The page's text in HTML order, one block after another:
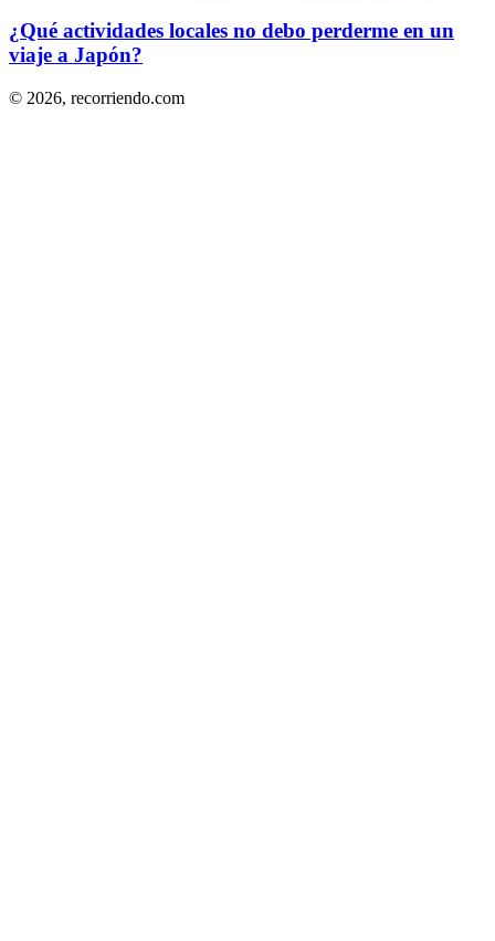
¿Qué actividades locales no debo perderme en un
viaje a Japón?
© 2026, recorriendo.com